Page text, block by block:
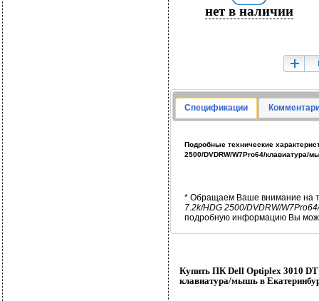
нет в наличии
Спецификации
Подробные технические
2500/DVDRW/W7Pro64/клавиатура/
* Обращаем Ваше внимание на
7.2k/HDG 2500/DVDRW/
подробную информацию Вы
Купить ПК Dell Optiplex 3010
клавиатура/мышь в